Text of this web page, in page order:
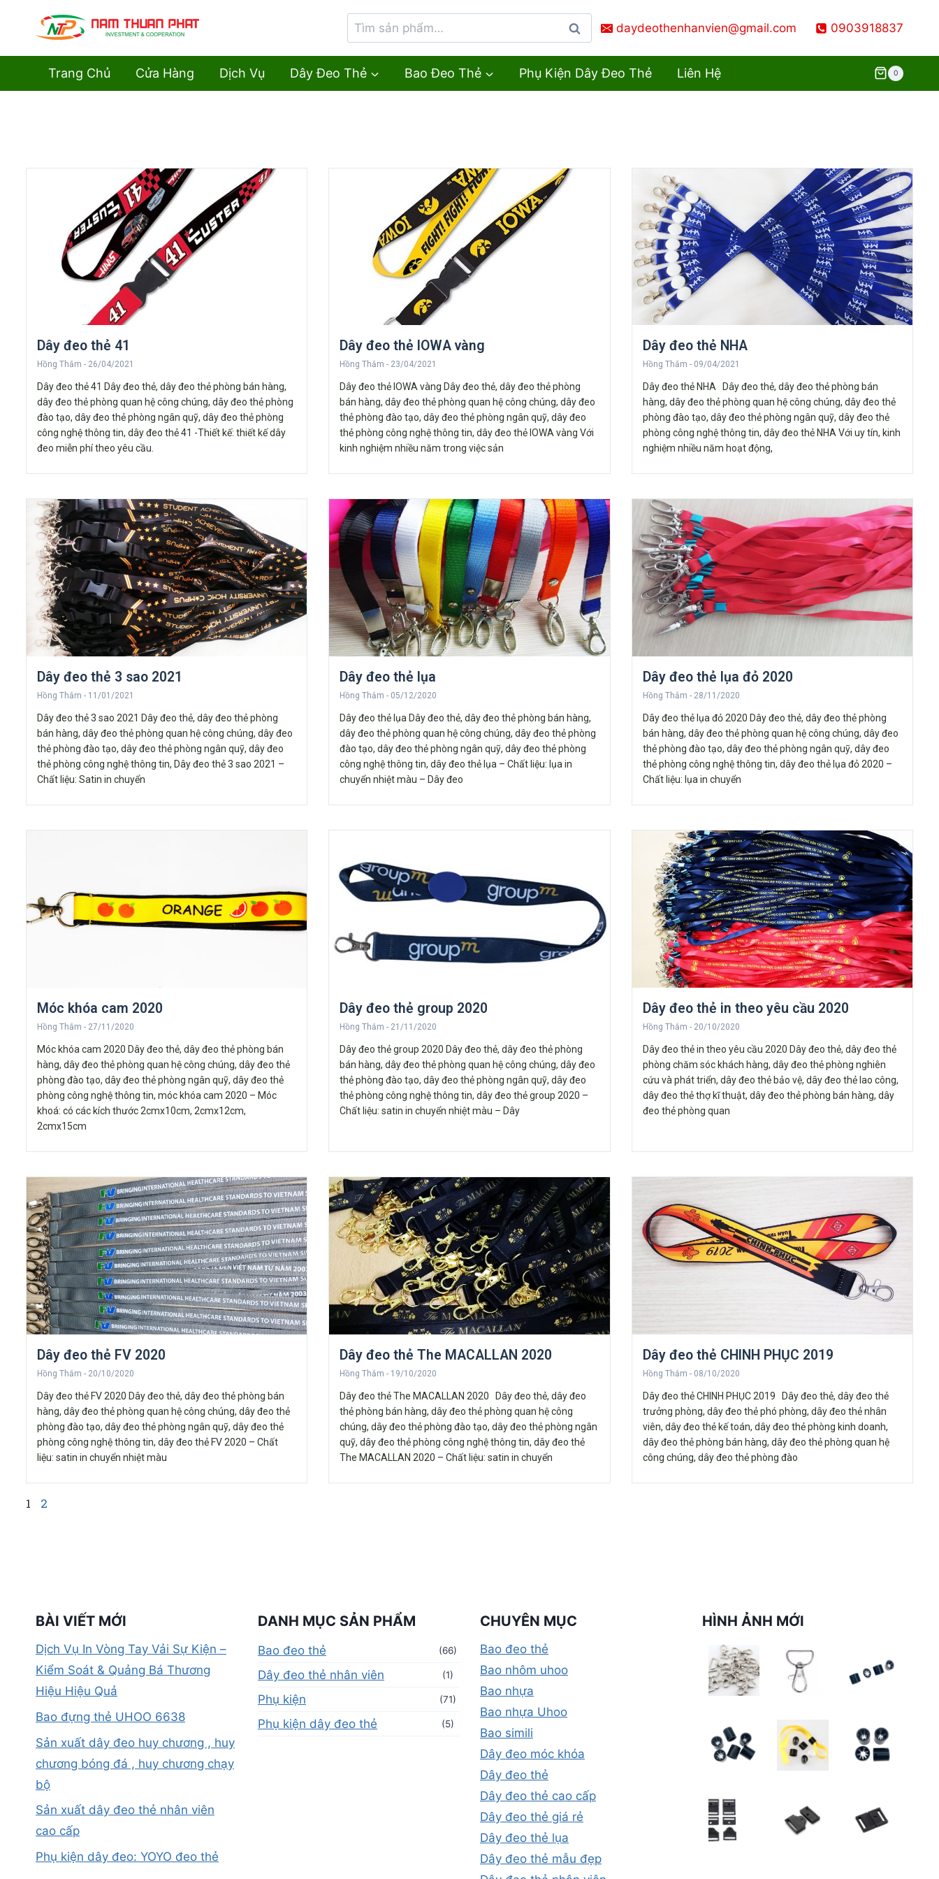
Tìm
kiếm
daydeothenhanvien@gmail.com 0903918837
Trang Chủ Cửa Hàng Dịch Vụ Dây Đeo Thẻ Bao Đeo Thẻ Phụ Kiện Dây Đeo Thẻ Liên Hệ 0
Dây đeo thẻ 41
Hồng Thắm 26/04/2021
Dây đeo thẻ 41 Dây đeo thẻ, dây đeo thẻ phòng bán hàng,
dây đeo thẻ phòng quan hệ công chúng, dây đeo thẻ phòng
đào tạo, dây đeo thẻ phòng ngân quỹ, dây đeo thẻ phòng
công nghệ thông tin, dây đeo thẻ 41 -Thiết kế: thiết kế dây
đeo miễn phí theo yêu cầu.
Dây đeo thẻ IOWA vàng
Hồng Thắm 23/04/2021
Dây đeo thẻ IOWA vàng Dây đeo thẻ, dây đeo thẻ phòng
bán hàng, dây đeo thẻ phòng quan hệ công chúng, dây đeo
thẻ phòng đào tạo, dây đeo thẻ phòng ngân quỹ, dây đeo
thẻ phòng công nghệ thông tin, dây đeo thẻ IOWA vàng Với
kinh nghiệm nhiều năm trong việc sản
Dây đeo thẻ NHA
Hồng Thắm 09/04/2021
Dây đeo thẻ NHA Dây đeo thẻ, dây đeo thẻ phòng bán
hàng, dây đeo thẻ phòng quan hệ công chúng, dây đeo thẻ
phòng đào tạo, dây đeo thẻ phòng ngân quỹ, dây đeo thẻ
phòng công nghệ thông tin, dây đeo thẻ NHA Với uy tín, kinh
nghiệm nhiều năm hoạt động,
Dây đeo thẻ 3 sao 2021
Hồng Thắm 11/01/2021
Dây đeo thẻ 3 sao 2021 Dây đeo thẻ, dây đeo thẻ phòng
bán hàng, dây đeo thẻ phòng quan hệ công chúng, dây đeo
thẻ phòng đào tạo, dây đeo thẻ phòng ngân quỹ, dây đeo
thẻ phòng công nghệ thông tin, Dây đeo thẻ 3 sao 2021 –
Chất liệu: Satin in chuyển
Dây đeo thẻ lụa
Hồng Thắm 05/12/2020
Dây đeo thẻ lụa Dây đeo thẻ, dây đeo thẻ phòng bán hàng,
dây đeo thẻ phòng quan hệ công chúng, dây đeo thẻ phòng
đào tạo, dây đeo thẻ phòng ngân quỹ, dây đeo thẻ phòng
công nghệ thông tin, dây đeo thẻ lụa – Chất liệu: lụa in
chuyển nhiệt màu – Dây đeo
Dây đeo thẻ lụa đỏ 2020
Hồng Thắm 28/11/2020
Dây đeo thẻ lụa đỏ 2020 Dây đeo thẻ, dây đeo thẻ phòng
bán hàng, dây đeo thẻ phòng quan hệ công chúng, dây đeo
thẻ phòng đào tạo, dây đeo thẻ phòng ngân quỹ, dây đeo
thẻ phòng công nghệ thông tin, dây đeo thẻ lụa đỏ 2020 –
Chất liệu: lụa in chuyển
Móc khóa cam 2020
Hồng Thắm 27/11/2020
Móc khóa cam 2020 Dây đeo thẻ, dây đeo thẻ phòng bán
hàng, dây đeo thẻ phòng quan hệ công chúng, dây đeo thẻ
phòng đào tạo, dây đeo thẻ phòng ngân quỹ, dây đeo thẻ
phòng công nghệ thông tin, móc khóa cam 2020 – Móc
khoá: có các kích thước 2cmx10cm, 2cmx12cm,
2cmx15cm
Dây đeo thẻ group 2020
Hồng Thắm 21/11/2020
Dây đeo thẻ group 2020 Dây đeo thẻ, dây đeo thẻ phòng
bán hàng, dây đeo thẻ phòng quan hệ công chúng, dây đeo
thẻ phòng đào tạo, dây đeo thẻ phòng ngân quỹ, dây đeo
thẻ phòng công nghệ thông tin, dây đeo thẻ group 2020 –
Chất liệu: satin in chuyển nhiệt màu – Dây
Dây đeo thẻ in theo yêu cầu 2020
Hồng Thắm 20/10/2020
Dây đeo thẻ in theo yêu cầu 2020 Dây đeo thẻ, dây đeo thẻ
phòng chăm sóc khách hàng, dây đeo thẻ phòng nghiên
cứu và phát triển, dây đeo thẻ bảo vệ, dây đeo thẻ lao công,
dây đeo thẻ thợ kĩ thuật, dây đeo thẻ phòng bán hàng, dây
đeo thẻ phòng quan
Dây đeo thẻ FV 2020
Hồng Thắm 20/10/2020
Dây đeo thẻ FV 2020 Dây đeo thẻ, dây đeo thẻ phòng bán
hàng, dây đeo thẻ phòng quan hệ công chúng, dây đeo thẻ
phòng đào tạo, dây đeo thẻ phòng ngân quỹ, dây đeo thẻ
phòng công nghệ thông tin, dây đeo thẻ FV 2020 – Chất
liệu: satin in chuyển nhiệt màu
Dây đeo thẻ The MACALLAN 2020
Hồng Thắm 19/10/2020
Dây đeo thẻ The MACALLAN 2020 Dây đeo thẻ, dây đeo
thẻ phòng bán hàng, dây đeo thẻ phòng quan hệ công
chúng, dây đeo thẻ phòng đào tạo, dây đeo thẻ phòng ngân
quỹ, dây đeo thẻ phòng công nghệ thông tin, dây đeo thẻ
The MACALLAN 2020 – Chất liệu: satin in chuyển
Dây đeo thẻ CHINH PHỤC 2019
Hồng Thắm 08/10/2020
Dây đeo thẻ CHINH PHỤC 2019 Dây đeo thẻ, dây đeo thẻ
trưởng phòng, dây đeo thẻ phó phòng, dây đeo thẻ nhân
viên, dây đeo thẻ kế toán, dây đeo thẻ phòng kinh doanh,
dây đeo thẻ phòng bán hàng, dây đeo thẻ phòng quan hệ
công chúng, dây đeo thẻ phòng đào
1 2
BÀI VIẾT MỚI
Dịch Vụ In Vòng Tay Vải Sự Kiện –
Kiểm Soát & Quảng Bá Thương
Hiệu Hiệu Quả
Bao đựng thẻ UHOO 6638
Sản xuất dây đeo huy chương , huy
chương bóng đá , huy chương chạy
bộ
Sản xuất dây đeo thẻ nhân viên
cao cấp
Phụ kiện dây đeo: YOYO đeo thẻ
DANH MỤC SẢN PHẨM
Bao đeo thẻ (66)
Dây đeo thẻ nhân viên (1)
Phụ kiện (71)
Phụ kiện dây đeo thẻ (5)
CHUYÊN MỤC
Bao đeo thẻ
Bao nhôm uhoo
Bao nhựa
Bao nhựa Uhoo
Bao simili
Dây đeo móc khóa
Dây đeo thẻ
Dây đeo thẻ cao cấp
Dây đeo thẻ giá rẻ
Dây đeo thẻ lụa
Dây đeo thẻ mẫu đẹp
HÌNH ẢNH MỚI